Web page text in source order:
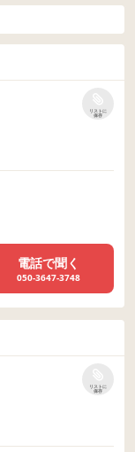
リストに
保存
電話で聞く
050-3647-3748
リストに
保存